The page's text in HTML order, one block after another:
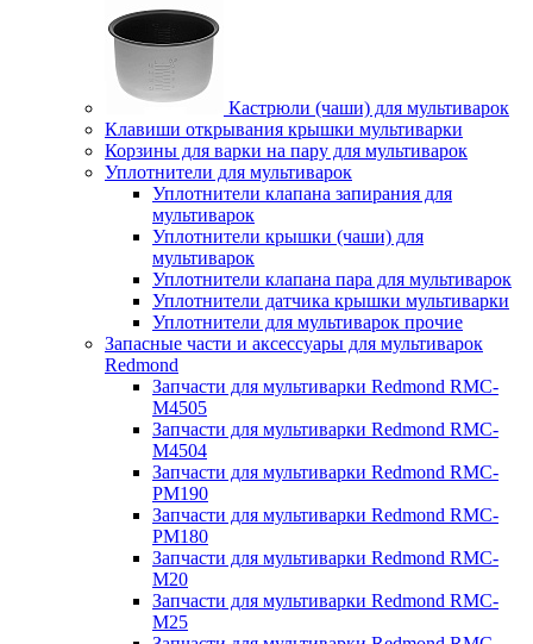
Кастрюли (чаши) для мультиварок
Клавиши открывания крышки мультиварки
Корзины для варки на пару для мультиварок
Уплотнители для мультиварок
Уплотнители клапана запирания для
мультиварок
Уплотнители крышки (чаши) для
мультиварок
Уплотнители клапана пара для мультиварок
Уплотнители датчика крышки мультиварки
Уплотнители для мультиварок прочие
Запасные части и аксессуары для мультиварок
Redmond
Запчасти для мультиварки Redmond RMC-
M4505
Запчасти для мультиварки Redmond RMC-
M4504
Запчасти для мультиварки Redmond RMC-
PM190
Запчасти для мультиварки Redmond RMC-
PM180
Запчасти для мультиварки Redmond RMC-
M20
Запчасти для мультиварки Redmond RMC-
M25